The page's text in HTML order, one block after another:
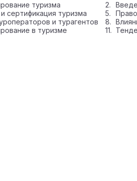
туризма
сертификация туризма
и турагентов
в туризме